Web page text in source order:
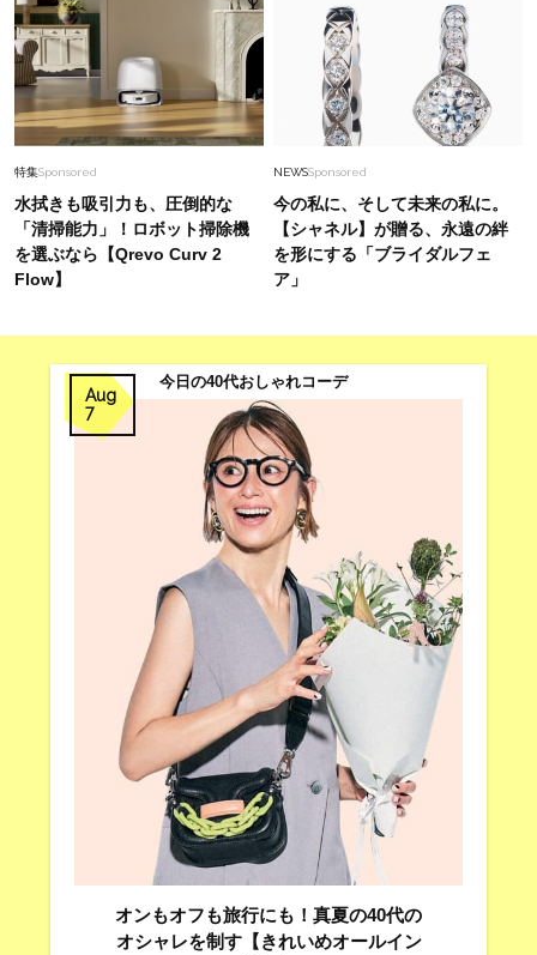
特集Sponsored
水拭きも吸引力も、圧倒的な
「清掃能力」！ロボット掃除機
を選ぶなら【Qrevo Curv 2
Flow】
NEWSSponsored
今の私に、そして未来の私に。
【シャネル】が贈る、永遠の絆
を形にする「ブライダルフェ
ア」
Aug
7
今日の40代おしゃれコーデ
オンもオフも旅行にも！真夏の40代の
オシャレを制す【きれいめオールイン